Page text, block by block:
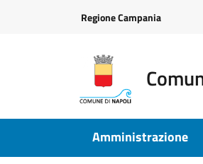
Regione Campania
Amministrazione